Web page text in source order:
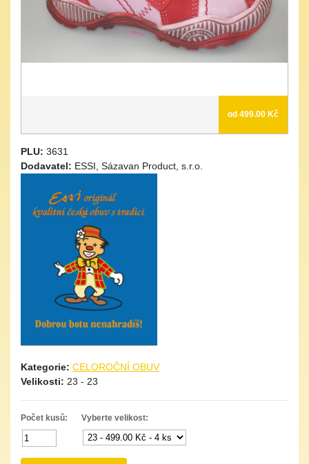
od 499.00 Kč
PLU: 3631
Dodavatel: ESSI, Sázavan Product, s.r.o.
Kategorie: CELOROČNÍ OBUV
Velikosti: 23 - 23
Počet kusů: Vyberte velikost: